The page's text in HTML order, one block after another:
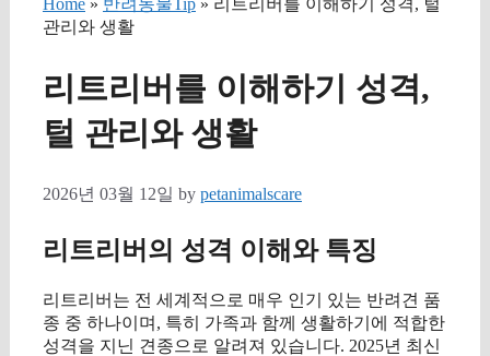
Home » 반려동물Tip » 리트리버를 이해하기 성격, 털
관리와 생활
리트리버를 이해하기 성격,
털 관리와 생활
2026년 03월 12일 by petanimalscare
리트리버의 성격 이해와 특징
리트리버는 전 세계적으로 매우 인기 있는 반려견 품
종 중 하나이며, 특히 가족과 함께 생활하기에 적합한
성격을 지닌 견종으로 알려져 있습니다. 2025년 최신